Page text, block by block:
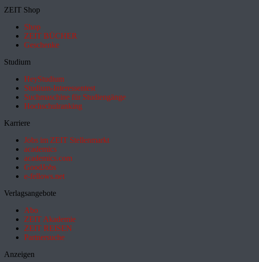
ZEIT Shop
Shop
ZEIT BÜCHER
Geschenke
Studium
HeyStudium
Studium-Interessentest
Suchmaschine für Studiengänge
Hochschulranking
Karriere
Jobs im ZEIT Stellenmarkt
academics
academics.com
GoodJobs
e-fellows.net
Verlagsangebote
Abo
ZEIT Akademie
ZEIT REISEN
Partnersuche
Anzeigen